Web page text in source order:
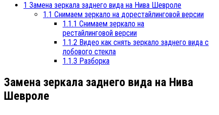
1 Замена зеркала заднего вида на Нива Шевроле
1.1 Снимаем зеркало на дорестайлинговой версии
1.1.1 Снимаем зеркало на
рестайлинговой версии
1.1.2 Видео как снять зеркало заднего вида с
лобового стекла
1.1.3 Разборка
Замена зеркала заднего вида на Нива
Шевроле